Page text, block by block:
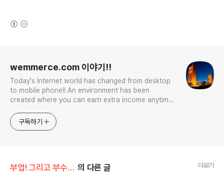
wemmerce.com 이야기!!
Today's Internet world has changed from desktop
to mobile phone!! An environment has been
created where you can earn extra income anytime,
competition. Now let’s turn our eyes to the world!
You can enter
구독하기
부업! 그리고 부수입!! 의 다른 글 더보기